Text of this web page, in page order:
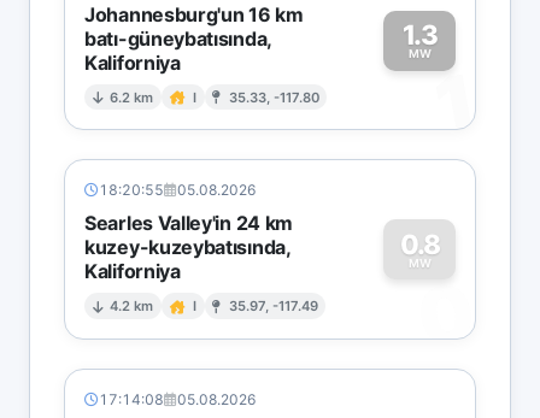
Johannesburg'un 16 km
batı-güneybatısında,
Kaliforniya
6.2 km I 35.33, -117.80
1.3
MW
1
18:20:55 05.08.2026
Searles Valley'in 24 km
kuzey-kuzeybatısında,
Kaliforniya
4.2 km I 35.97, -117.49
0.8
MW
0
17:14:08 05.08.2026